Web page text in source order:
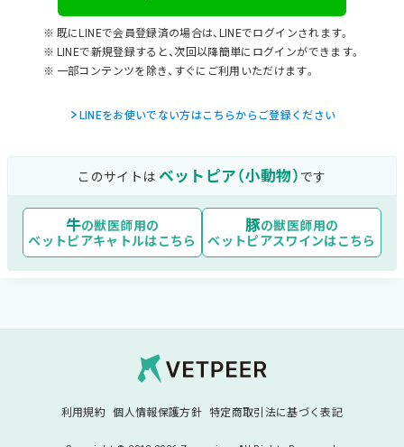
既にLINEで会員登録済の場合は、LINEでログインされます。
LINEで新規登録すると、次回以降簡単にログインができます。
一部コンテンツを除き、すぐにご利用いただけます。
LINEをお使いでない方はこちらからご登録ください
このサイトは ベットピア（小動物） です
牛の獣医師用の
ベットピアキャトルはこちら
豚の獣医師用の
ベットピアスワインはこちら
利用規約 個人情報保護方針 特定商取引法に基づく表記